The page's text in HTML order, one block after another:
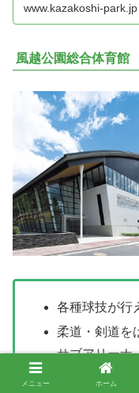
www.kazakoshi-park.jp
風越公園総合体育館
各種球技が行
柔道・剣道を
サブアリーナ
各種ダンス
メニュー ホーム